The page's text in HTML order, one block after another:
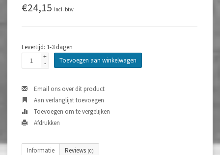
€24,15 Incl. btw
Levertijd: 1-3 dagen
+
-
Toevoegen aan winkelwagen
Email ons over dit product
Aan verlanglijst toevoegen
Toevoegen om te vergelijken
Afdrukken
Informatie Reviews (0)